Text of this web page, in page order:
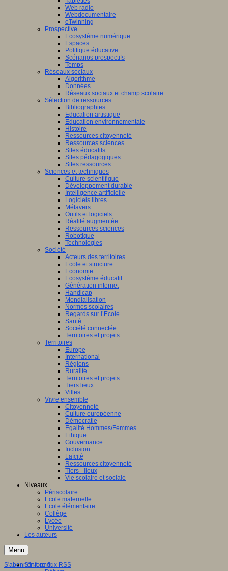
Web radio
Webdocumentaire
eTwinning
Prospective
Ecosystème numérique
Espaces
Politique éducative
Scénarios prospectifs
Temps
Réseaux sociaux
Algorithme
Données
Réseaux sociaux et champ scolaire
Sélection de ressources
Bibliographies
Education artistique
Education environnementale
Histoire
Ressources citoyenneté
Ressources sciences
Sites éducatifs
Sites pédagogiques
Sites ressources
Sciences et techniques
Culture scientifique
Développement durable
Intelligence artificielle
Logiciels libres
Métavers
Outils et logiciels
Réalité augmentée
Ressources sciences
Robotique
Technologies
Société
Acteurs des territoires
Ecole et structure
Economie
Ecosystème éducatif
Génération internet
Handicap
Mondialisation
Normes scolaires
Regards sur l’Ecole
Santé
Société connectée
Territoires et projets
Territoires
Europe
International
Régions
Ruralité
Territoires et projets
Tiers lieux
Villes
Vivre ensemble
Citoyenneté
Culture européenne
Démocratie
Egalité Hommes/Femmes
Ethique
Gouvernance
Inclusion
Laïcité
Ressources citoyenneté
Tiers - lieux
Vie scolaire et sociale
Niveaux
Périscolaire
Ecole maternelle
Ecole élémentaire
Collège
Lycée
Université
Les auteurs
Menu
S'informer
S'abonner à ce flux RSS